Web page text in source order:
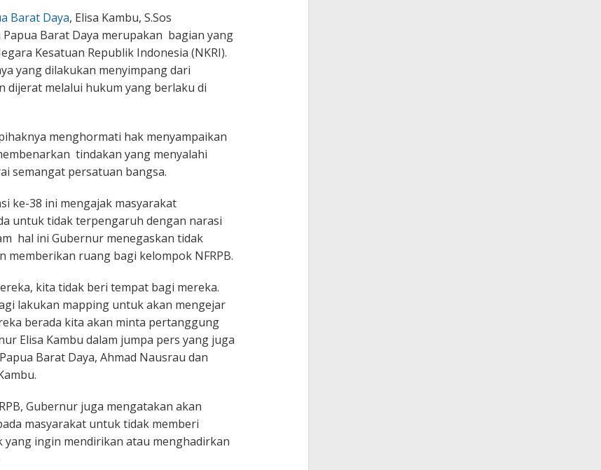
Barat Daya, Elisa Kambu, S.Sos
Papua Barat Daya merupakan bagian yang
Kesatuan Republik Indonesia (NKRI).
yang dilakukan menyimpang dari
dijerat melalui hukum yang berlaku di
menghormati hak menyampaikan
tindakan yang menyalahi
semangat persatuan bangsa.
ke-38 ini mengajak masyarakat
untuk tidak terpengaruh dengan narasi
hal ini Gubernur menegaskan tidak
memberikan ruang bagi kelompok NFRPB.
kita tidak beri tempat bagi mereka.
lakukan mapping untuk akan mengejar
berada kita akan minta pertanggung
Elisa Kambu dalam jumpa pers yang juga
Barat Daya, Ahmad Nausrau dan
Gubernur juga mengatakan akan
masyarakat untuk tidak memberi
ingin mendirikan atau menghadirkan